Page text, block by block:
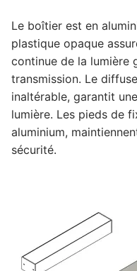
Bande
Barre
Le boîtier est en
plastique opaque
continue de la lumière
transmission. Le
inaltérable, garantit
lumière. Les pieds de
aluminium,
sécurité.